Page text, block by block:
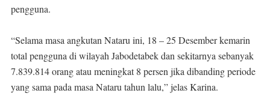
pengguna.
“Selama masa angkutan Nataru ini, 18 – 25 Desember kemarin
total pengguna di wilayah Jabodetabek dan sekitarnya sebanyak
7.839.814 orang atau meningkat 8 persen jika dibanding periode
yang sama pada masa Nataru tahun lalu,” jelas Karina.